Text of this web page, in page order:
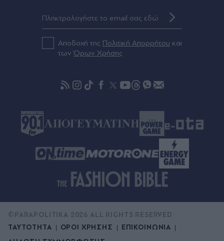
Αποδοχή της Πολιτική Απορρήτου και
τωνΌρων Χρήσης
ΤΑΥΤΟΤΗΤΑ ΟΡΟΙ ΧΡΗΣΗΣ
ΕΠΙΚΟΙΝΩΝΙΑ
©PARAPOLITIKA 2026 ALL RIGHTS RESERVED